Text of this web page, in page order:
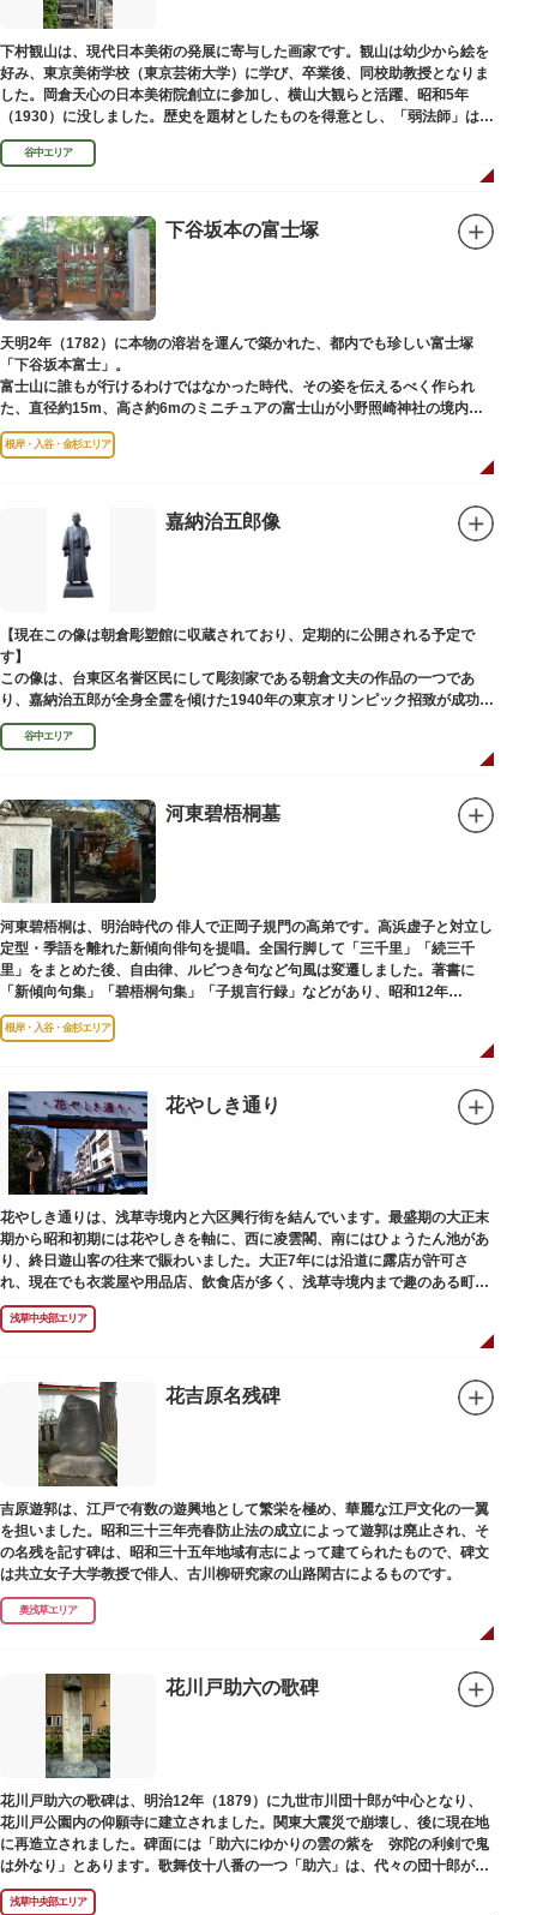
下村観山は、現代日本美術の発展に寄与した画家です。観山は幼少から絵を
好み、東京美術学校（東京芸術大学）に学び、卒業後、同校助教授となりま
した。岡倉天心の日本美術院創立に参加し、横山大観らと活躍、昭和5年
（1930）に没しました。歴史を題材としたものを得意とし、「弱法師」は代
表作です。お墓は安立寺（あんりゅうじ）にあります。
谷中エリア
下谷坂本の富士塚
天明2年（1782）に本物の溶岩を運んで築かれた、都内でも珍しい富士塚
「下谷坂本富士」。
富士山に誰もが行けるわけではなかった時代、その姿を伝えるべく作られ
た、直径約15m、高さ約6mのミニチュアの富士山が小野照崎神社の境内に
あります。
一合目から順に十合目まで記されており、南無妙法と書かれた石碑や修験道
形民俗文化財に指定されています。
富士山に合わせて、お山開きが行われ、6月30日と1日には富士塚に登ること
ができます。
【Twitter】https://twitter.com/onoterupr
根岸・入谷・金杉エリア
嘉納治五郎像
【現在この像は朝倉彫塑館に収蔵されており、定期的に公開される予定で
す】
この像は、台東区名誉区民にして彫刻家である朝倉文夫の作品の一つであ
り、嘉納治五郎が全身全霊を傾けた1940年の東京オリンピック招致が成功
（のちに返上）した、1936年に制作されました。
朝倉文夫は、1907～1910年ころに嘉納と知り合ったと推察されます。その
後も縁があり、嘉納の人柄や骨格などを熟知していた朝倉は、嘉納の海外出
ポーズは、嘉納の柔道家としての「不動の姿勢」を意識したと思われます。
谷中エリア
河東碧梧桐墓
河東碧梧桐は、明治時代の 俳人で正岡子規門の高弟です。高浜虚子と対立し
定型・季語を離れた新傾向俳句を提唱。全国行脚して「三千里」「続三千
里」をまとめた後、自由律、ルビつき句など句風は変遷しました。著書に
「新傾向句集」「碧梧桐句集」「子規言行録」などがあり、昭和12年
（1937）に没し、お墓は梅林寺（ばいりんじ）にあります。
根岸・入谷・金杉エリア
花やしき通り
花やしき通りは、浅草寺境内と六区興行街を結んでいます。最盛期の大正末
期から昭和初期には花やしきを軸に、西に凌雲閣、南にはひょうたん池があ
り、終日遊山客の往来で賑わいました。大正7年には沿道に露店が許可さ
れ、現在でも衣裳屋や用品店、飲食店が多く、浅草寺境内まで趣のある町並
みが続いています。
浅草中央部エリア
花吉原名残碑
吉原遊郭は、江戸で有数の遊興地として繁栄を極め、華麗な江戸文化の一翼
を担いました。昭和三十三年売春防止法の成立によって遊郭は廃止され、そ
の名残を記す碑は、昭和三十五年地域有志によって建てられたもので、碑文
は共立女子大学教授で俳人、古川柳研究家の山路閑古によるものです。
奥浅草エリア
花川戸助六の歌碑
花川戸助六の歌碑は、明治12年（1879）に九世市川団十郎が中心となり、
花川戸公園内の仰願寺に建立されました。関東大震災で崩壊し、後に現在地
に再造立されました。碑面には「助六にゆかりの雲の紫を 弥陀の利剣で鬼
は外なり」とあります。歌舞伎十八番の一つ「助六」は、代々の団十郎が伝
えていますが、助六の実像は不明です。
浅草中央部エリア